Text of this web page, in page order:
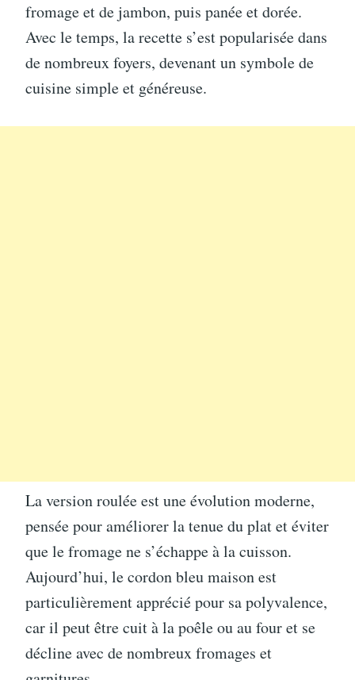
fromage et de jambon, puis panée et dorée.
Avec le temps, la recette s’est popularisée dans
de nombreux foyers, devenant un symbole de
cuisine simple et généreuse.
La version roulée est une évolution moderne,
pensée pour améliorer la tenue du plat et éviter
que le fromage ne s’échappe à la cuisson.
Aujourd’hui, le cordon bleu maison est
particulièrement apprécié pour sa polyvalence,
car il peut être cuit à la poêle ou au four et se
décline avec de nombreux fromages et